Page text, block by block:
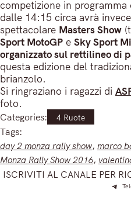
competizione in
dalle 14:15 circa avrà
spettacolare Masters Show
Sport MotoGP e Sky Sport
organizzato sul rettilineo di
questa edizione del
brianzolo.
Si ringraziano i ragazzi di
foto.
Categories: 4 Ruote
Tags:
day 2 monza rally show, marco
Monza Rally Show 2016,
ISCRIVITI AL CANALE PER